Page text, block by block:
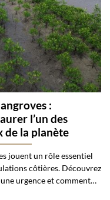
:
l’un des
de la planète
jouent un rôle essentiel
côtières. Découvrez
urgence et comment…